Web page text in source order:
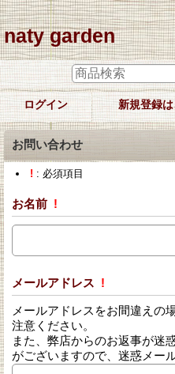
naty garden
ログイン 新規登録
お問い合わせ
! : 必須項目
お名前 !
メールアドレス !
メールアドレスをお間違えの
注意ください。
また、弊店からのお返事が迷
がございますので、迷惑メー